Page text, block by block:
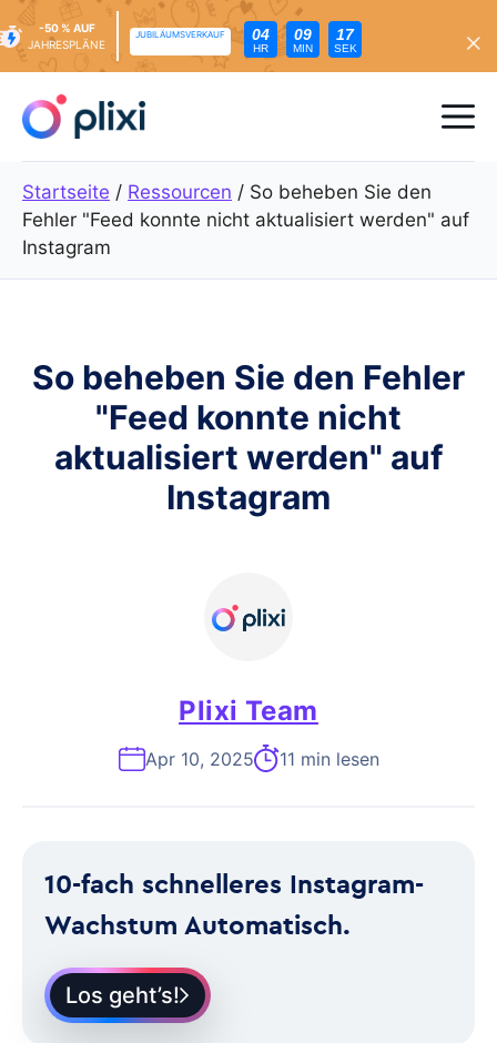
Inhalt
springen
-50 % AUF
JAHRESPLÄNE
JUBILÄUMSVERKAUF 04
HR
09
MIN
16
SEK
Startseite / Ressourcen / So beheben Sie den
Fehler "Feed konnte nicht aktualisiert werden" auf
Instagram
So beheben Sie den Fehler
"Feed konnte nicht
aktualisiert werden" auf
Instagram
Plixi Team
Apr 10, 2025 11 min lesen
10-fach schnelleres Instagram-
Wachstum Automatisch.
Los geht’s!